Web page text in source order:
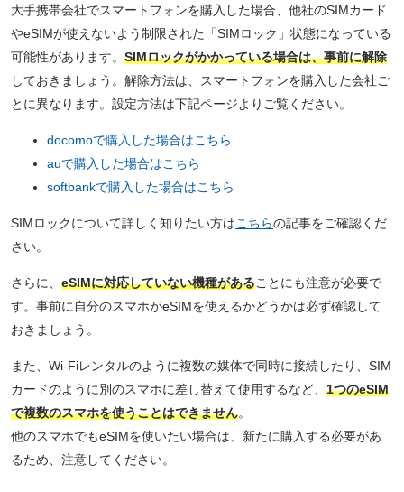
大手携帯会社でスマートフォンを購入した場合、他社のSIMカード
やeSIMが使えないよう制限された「SIMロック」状態になっている
可能性があります。 SIMロックがかかっている場合は、事前に解除
しておきましょう。解除方法は、スマートフォンを購入した会社ご
とに異なります。設定方法は下記ページよりご覧ください。
docomoで購入した場合はこちら
auで購入した場合はこちら
softbankで購入した場合はこちら
SIMロックについて詳しく知りたい方はこちらの記事をご確認くだ
さい。
さらに、 eSIMに対応していない機種があることにも注意が必要で
す。事前に自分のスマホがeSIMを使えるかどうかは必ず確認して
おきましょう。
また、Wi-Fiレンタルのように複数の媒体で同時に接続したり、SIM
カードのように別のスマホに差し替えて使用するなど、 1つのeSIM
で複数のスマホを使うことはできません。
他のスマホでもeSIMを使いたい場合は、新たに購入する必要があ
るため、注意してください。